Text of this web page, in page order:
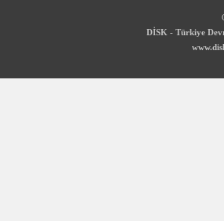
DİSK - Türkiye